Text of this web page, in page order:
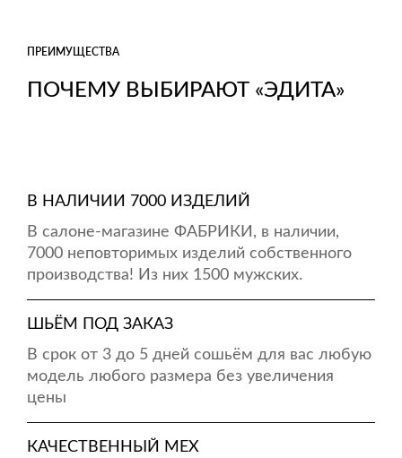
ПОЧЕМУ ВЫБИРАЮТ «ЭДИТА»
ПРЕИМУЩЕСТВА
В НАЛИЧИИ 7000 ИЗДЕЛИЙ
В салоне-магазине ФАБРИКИ, в наличии,
7000 неповторимых изделий собственного
производства! Из них 1500 мужских.
ШЬЁМ ПОД ЗАКАЗ
В срок от 3 до 5 дней сошьём для вас любую
модель любого размера без увеличения
цены
КАЧЕСТВЕННЫЙ МЕХ